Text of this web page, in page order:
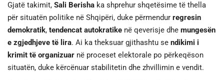
Gjatë takimit, Sali Berisha ka shprehur shqetësime të thella
për situatën politike në Shqipëri, duke përmendur regresin
demokratik, tendencat autokratike në qeverisje dhe mungesën
e zgjedhjeve të lira. Ai ka theksuar gjithashtu se ndikimi i
krimit të organizuar në proceset elektorale po përkeqëson
situatën, duke kërcënuar stabilitetin dhe zhvillimin e vendit.